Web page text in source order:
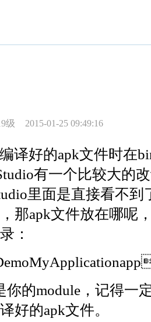
级 2015-01-25 09:49:16
译好的apk文件时在
有一个比较大的
里面是直接看不
那apk文件放在哪呢
：
你的module，记得一
好的apk文件。